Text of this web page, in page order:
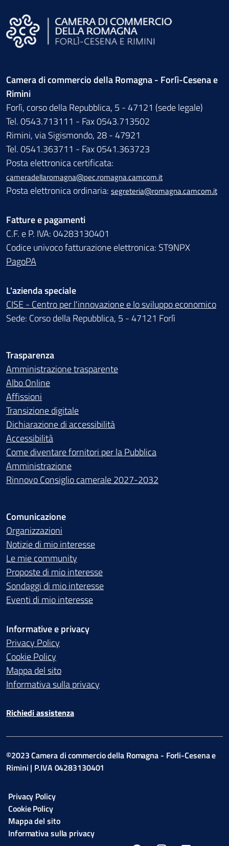
Camera di commercio della Romagna - Forlì-Cesena e
Rimini
Forlì, corso della Repubblica, 5 - 47121 (sede legale)
Tel. 0543.713111 - Fax 0543.713502
Rimini, via Sigismondo, 28 - 47921
Tel. 0541.363711 - Fax 0541.363723
Posta elettronica certificata:
cameradellaromagna@pec.romagna.camcom.it
Posta elettronica ordinaria: segreteria@romagna.camcom.it
Fatture e pagamenti
C.F. e P. IVA: 04283130401
Codice univoco fatturazione elettronica: ST9NPX
PagoPA
L'azienda speciale
CISE - Centro per l'innovazione e lo sviluppo economico
Sede: Corso della Repubblica, 5 - 47121 Forlì
Trasparenza
Amministrazione trasparente
Albo Online
Affissioni
Transizione digitale
Dichiarazione di accessibilità
Accessibilità
Come diventare fornitori per la Pubblica
Amministrazione
Rinnovo Consiglio camerale 2027-2032
Comunicazione
Organizzazioni
Notizie di mio interesse
Le mie community
Proposte di mio interesse
Sondaggi di mio interesse
Eventi di mio interesse
Informative e privacy
Privacy Policy
Cookie Policy
Mappa del sito
Informativa sulla privacy
Richiedi assistenza
©2023 Camera di commercio della Romagna - Forli-Cesena e
Rimini | P.IVA 04283130401
Privacy Policy
Cookie Policy
Mappa del sito
Informativa sulla privacy